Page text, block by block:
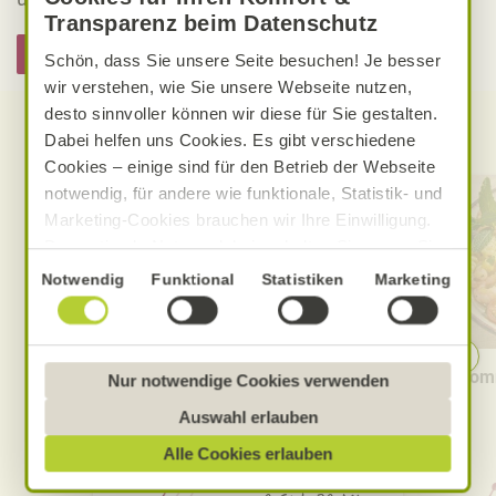
Transparenz beim Datenschutz
Schön, dass Sie unsere Seite besuchen! Je besser
wir verstehen, wie Sie unsere Webseite nutzen,
desto sinnvoller können wir diese für Sie gestalten.
Dabei helfen uns Cookies. Es gibt verschiedene
Cookies – einige sind für den Betrieb der Webseite
notwendig, für andere wie funktionale, Statistik- und
Marketing-Cookies brauchen wir Ihre Einwilligung.
Das optimale Nutzererlebnis erhalten Sie, wenn Sie
„Alle Cookies erlauben“ anklicken. Ihre Einwilligung
umfasst in diesem Fall auch den Einsatz von
Dienstleistern in Drittländern, die kein mit der EU
Sofern personenbezogene Daten dorthin übermittelt
werden, besteht das Risiko, dass diese erfasst und
analysiert werden und Betroffenenrechte nicht
durchgesetzt werden könnten. Sie können jederzeit
Ihre Einwilligung zur Datenverarbeitung und
Einwilligungsauswahl
Notwendig Funktional Statistiken Marketing
Alle Cookies erlauben
Auswahl erlauben
Nur notwendige Cookies verwenden
Hier informieren
Entdecken Sie weitere Rezepte
Cremige Tomaten-Knoblauch-